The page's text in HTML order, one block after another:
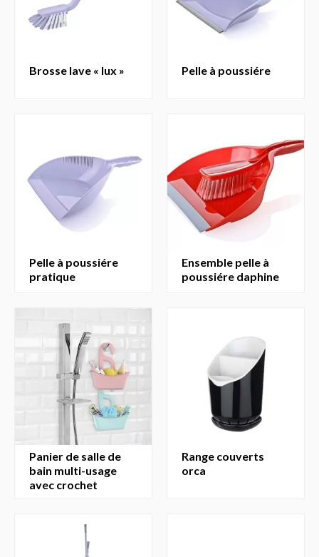
brosse lave « lux » pelle à poussiére
pelle à poussiére
pratique
ensemble pelle à
poussiére daphine
panier de salle de
bain multi-usage
avec crochet
range couverts
orca